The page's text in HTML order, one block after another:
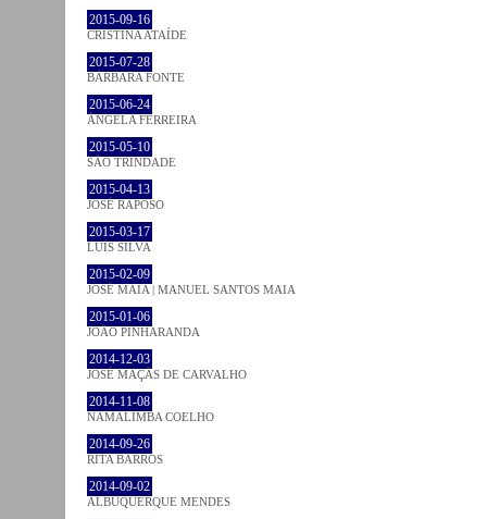
2015-09-16
CRISTINA ATAÍDE
2015-07-28
BÁRBARA FONTE
2015-06-24
ÂNGELA FERREIRA
2015-05-10
SÃO TRINDADE
2015-04-13
JOSÉ RAPOSO
2015-03-17
LUÍS SILVA
2015-02-09
JOSÉ MAIA | MANUEL SANTOS MAIA
2015-01-06
JOÃO PINHARANDA
2014-12-03
JOSÉ MAÇÃS DE CARVALHO
2014-11-08
NAMALIMBA COELHO
2014-09-26
RITA BARROS
2014-09-02
ALBUQUERQUE MENDES